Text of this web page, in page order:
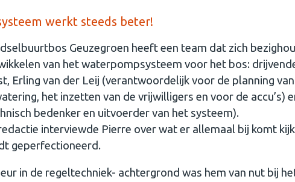
werkt steeds beter!
Geuzegroen heeft een team dat zich
van het waterpompsysteem voor het bos:
Erling van der Leij (verantwoordelijk voor de planning
het inzetten van de vrijwilligers en voor de accu’s)
bedenker en uitvoerder van het systeem).
interviewde Pierre over wat er allemaal bij komt
geperfectioneerd.
in de regeltechniek- achtergrond was hem van nut bij